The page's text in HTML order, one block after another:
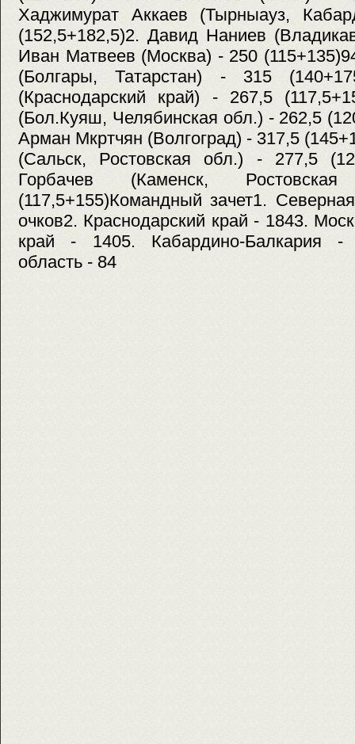
Хаджимурат Аккаев (Тырныауз,
(152,5+182,5)2. Давид Наниев
Иван Матвеев (Москва) - 250
(Болгары, Татарстан) - 315
(Краснодарский край) - 267,5
(Бол.Куяш, Челябинская обл.) - 262,5
Арман Мкртчян (Волгоград) - 317,5
(Сальск, Ростовская обл.) - 277,5
Горбачев (Каменск,
(117,5+155)Командный зачет1.
очков2. Краснодарский край - 1843.
край - 1405. Кабардино-Балкария -
область - 84